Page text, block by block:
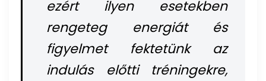
ezért ilyen esetekben
rengeteg energiát és
figyelmet fektetünk az
indulás előtti tréningekre,